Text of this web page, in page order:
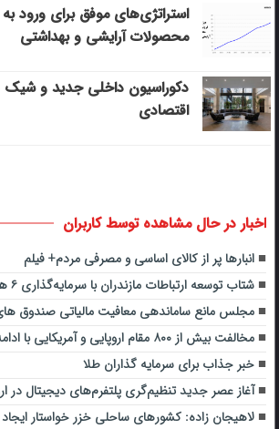
استراتژی‌های موفق برای ورود به
محصولات آرایشی و بهداشتی
دکوراسیون داخلی جدید و شیک
اقتصادی
اخبار در حال مشاهده توسط کاربران
انبارها پر از کالای اساسی و مصرفی مردم+ فیلم
شتاب توسعه ارتباطات مازندران با سرمایه‌گذاری ۶ هزار میلیاردی
مجلس مانع ساماندهی معافیت مالیاتی صندوق
مخالفت بیش از ۸۰۰ مقام اروپایی و آمریکایی با ادامه حمایت از اسرائیل
خبر جذاب برای سرمایه گذاران طلا
آغاز عصر جدید تنظیم‌گری پلتفرم‌های دیجیتال در
لاهیجان زاده: کشورهای ساحلی خزر خواستار